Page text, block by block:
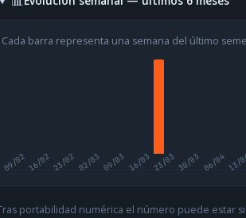
Cada barra representa una semana del último
09/0216/0223/02 02/03 09/03 16/03 23/03 30/03 06/0413/
portabilidad numérica el número puede estar